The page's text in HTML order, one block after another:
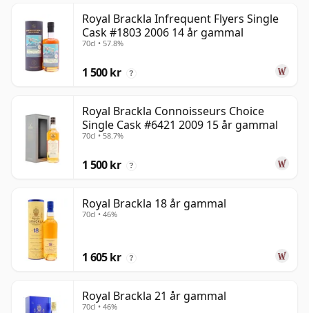
Royal Brackla Infrequent Flyers Single
Cask #1803 2006 14 år gammal
70cl • 57.8%
1 500 kr ?
Royal Brackla Connoisseurs Choice
Single Cask #6421 2009 15 år gammal
70cl • 58.7%
1 500 kr ?
Royal Brackla 18 år gammal
70cl • 46%
1 605 kr ?
Royal Brackla 21 år gammal
70cl • 46%